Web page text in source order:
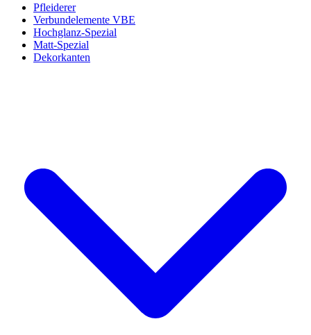
Pfleiderer
Verbundelemente VBE
Hochglanz-Spezial
Matt-Spezial
Dekorkanten